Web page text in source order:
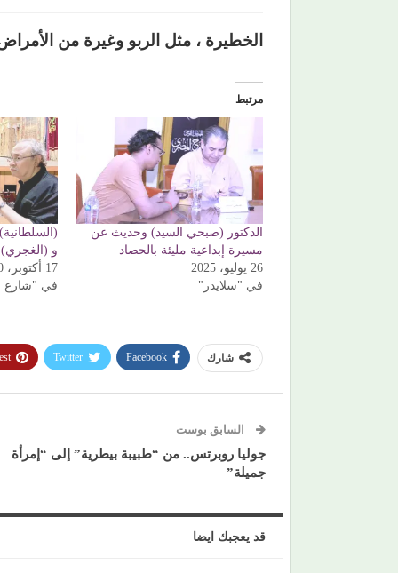
الخطيرة ، مثل الربو وغيرة من
مرتبط
الدكتور (صبحي السيد) وحديث عن
مسيرة إبداعية مليئة بالحصاد
26 يوليو، 2025
في "سلايدر"
و (الغجري)
17 أكتوبر، 2020
في "شارع
شارك Facebook
Twitter
السابق بوست
جوليا روبرتس.. من “طبيبة بيطرية” إلى “إمرأة
جميلة”
قد يعجبك ايضا